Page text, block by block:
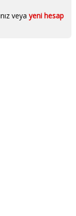
veya yeni hesap